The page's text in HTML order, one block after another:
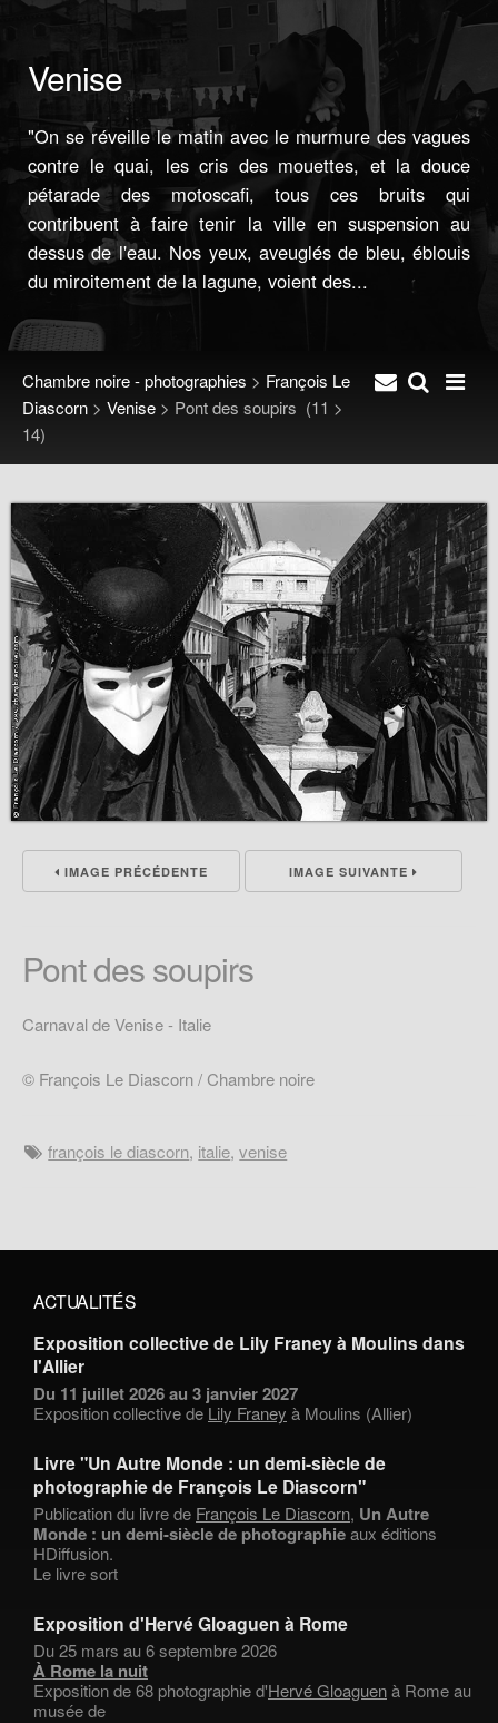
Venise
"On se réveille le matin avec le murmure des vagues
contre le quai, les cris des mouettes, et la douce
pétarade des motoscafi, tous ces bruits qui
contribuent à faire tenir la ville en suspension au
dessus de l'eau. Nos yeux, aveuglés de bleu, éblouis
du miroitement de la lagune, voient des...
Chambre noire - photographies > François Le
Diascorn > Venise > Pont des soupirs (11 >
14)
IMAGE PRÉCÉDENTE IMAGE SUIVANTE
Pont des soupirs
Carnaval de Venise - Italie
© François Le Diascorn / Chambre noire
françois le diascorn, italie,venise
ACTUALITÉS
Exposition collective de Lily Franey à Moulins dans
l'Allier
Du 11 juillet 2026 au 3 janvier 2027
Exposition collective de Lily Franey à Moulins (Allier)
Livre "Un Autre Monde : un demi-siècle de
photographie de François Le Diascorn"
Publication du livre de François Le Diascorn, Un Autre
Monde : un demi-siècle de photographieaux éditions
HDiffusion.
Le livre sort
Exposition d'Hervé Gloaguen à Rome
Du 25 mars au 6 septembre 2026
À Rome la nuit
Exposition de 68 photographie d'Hervé Gloaguenà Rome au
musée de